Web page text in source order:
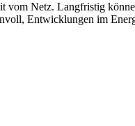
vom Netz. Langfristig
Entwicklungen im